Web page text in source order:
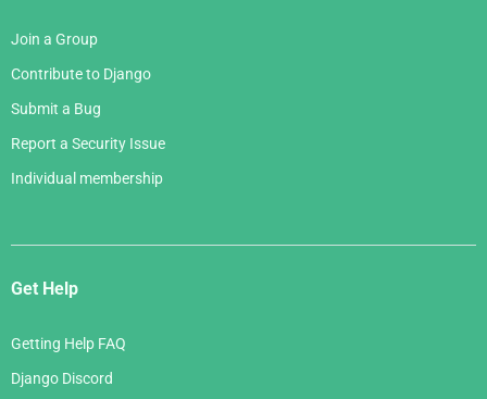
Join a Group
Contribute to Django
Submit a Bug
Report a Security Issue
Individual membership
Get Help
Getting Help FAQ
Django Discord